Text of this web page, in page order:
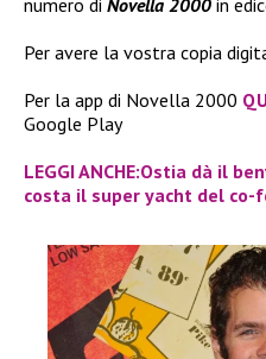
numero di Novella 2000 in
Per avere la vostra copia
Per la app di Novella 2000
Google Play
LEGGI ANCHE:Ostia dà il
costa il super yacht del co-